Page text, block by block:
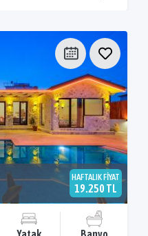
HAFTALIK FİYAT
19.250 TL